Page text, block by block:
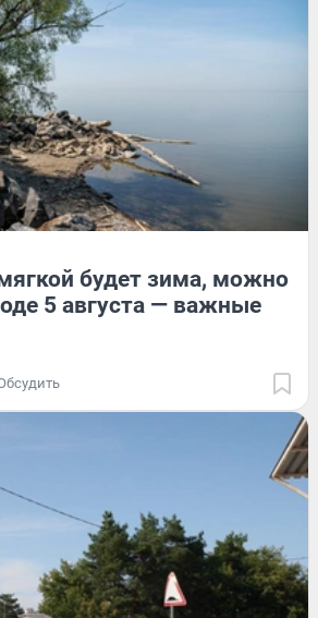
будет зима, можно
5 августа — важные